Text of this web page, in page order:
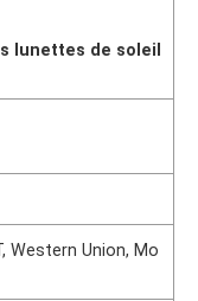
lunettes de soleil
Western Union, Mo